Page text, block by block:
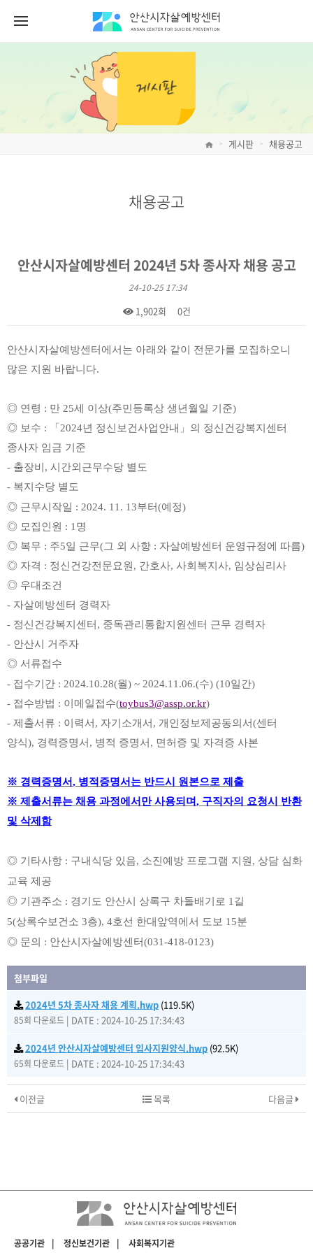
> 게시판 > 채용공고
채용공고
안산시자살예방센터 2024년 5차 종사자 채용 공고
24-10-25 17:34
1,902회 0건
본문
안산시자살예방센터에서는 아래와 같이 전문가를 모집하오니
많은 지원 바랍니다.
◎ 연령 : 만 25세 이상(주민등록상 생년월일 기준)
◎ 보수 : 「 2024년 정신보건사업안내 」 의 정신건강복지센터
종사자 임금 기준
- 출장비 , 시간외근무수당 별도
- 복지수당 별도
◎ 근무시작일 : 2024. 11. 13부터(예정)
◎ 모집인원 : 1 명
◎ 복무 : 주5일 근무(그 외 사항 : 자살예방센터 운영규정에 따름)
◎ 자격 : 정신건강전문요원 , 간호사, 사회복지사, 임상심리사
◎ 우대조건
- 자살예방센터 경력자
- 정신건강복지센터 , 중독관리통합지원센터 근무 경력자
- 안산시 거주자
◎ 서류접수
- 접수기간 : 2024.10.28(월) ~ 2024.11.06.(수) (10일간)
- 접수방법 : 이메일접수(toybus3@assp.or.kr)
- 제출서류 : 이력서 , 자기소개서 , 개인정보제공동의서(센터
양식), 경력증명서 , 병적 증명서 , 면허증 및 자격증 사본
※ 경력증명서, 병적증명서는 반드시 원본으로 제출
※ 제출서류는 채용 과정에서만 사용되며, 구직자의 요청시 반환
및 삭제함
◎ 기타사항 : 구내식당 있음, 소진예방 프로그램 지원, 상담 심화
교육 제공
◎ 기관주소 : 경기도 안산시 상록구 차돌배기로 1길
5(상록수보건소 3층), 4호선 한대앞역에서 도보 15분
◎ 문의 : 안산시자살예방센터(031-418-0123)
첨부파일
2024년 5차 종사자 채용 계획.hwp (119.5K)
85회 다운로드 | DATE : 2024-10-25 17:34:43
2024년 안산시자살예방센터 입사지원양식.hwp (92.5K)
65회 다운로드 | DATE : 2024-10-25 17:34:43
이전글 다음글
목록
공공기관 | 정신보건기관 | 사회복지기관